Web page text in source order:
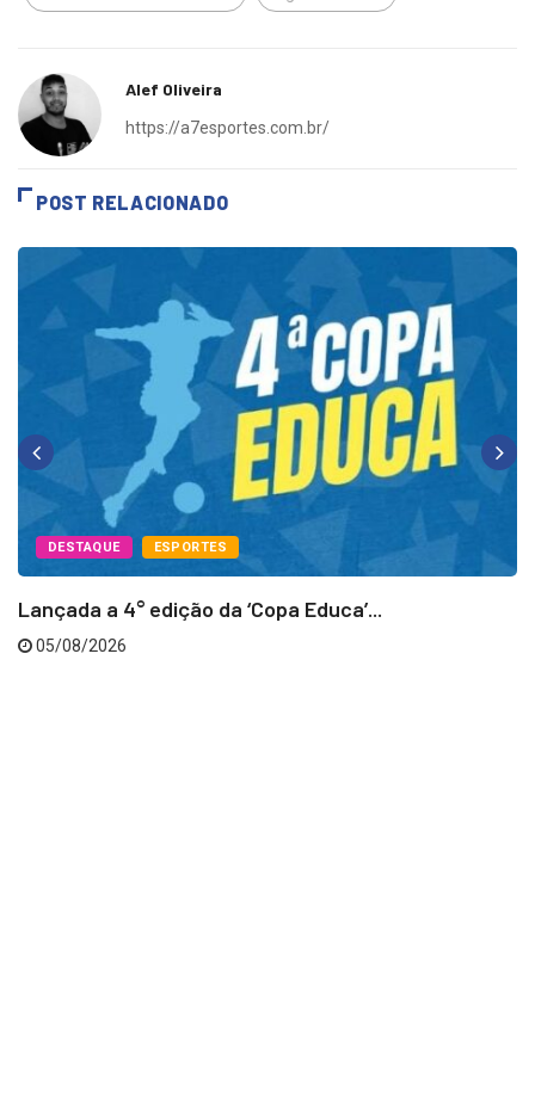
Alef Oliveira
https://a7esportes.com.br/
POST RELACIONADO
DESTAQUE ESPORTES
Lançada a 4° edição da ‘Copa Educa’...
05/08/2026